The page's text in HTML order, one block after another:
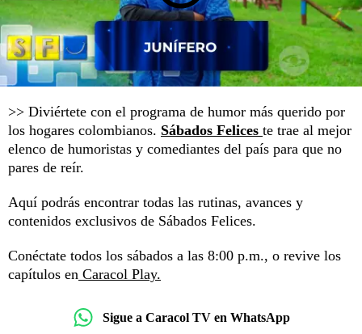
>> Diviértete con el programa de humor más querido por
los hogares colombianos. Sábados Felices te trae al mejor
elenco de humoristas y comediantes del país para que no
pares de reír.
Aquí podrás encontrar todas las rutinas, avances y
contenidos exclusivos de Sábados Felices.
Conéctate todos los sábados a las 8:00 p.m., o revive los
capítulos en Caracol Play.
Sigue a Caracol TV en WhatsApp